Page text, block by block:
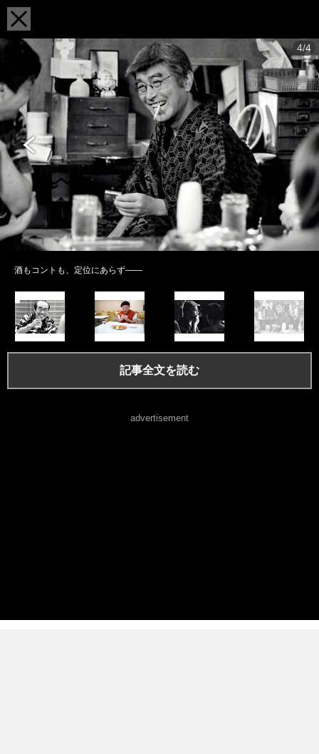
4/4
酒もコントも、定位にあらず――
記事全文を読む
advertisement